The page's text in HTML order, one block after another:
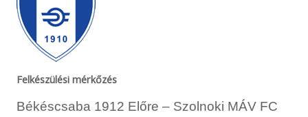
Felkészülési mérkőzés
Békéscsaba 1912 Előre – Szolnoki MÁV FC